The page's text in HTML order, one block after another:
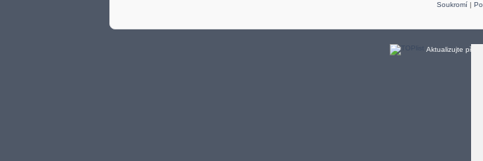
Soukromí|
Aktualizujte